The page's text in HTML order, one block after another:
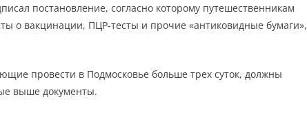
постановление, согласно которому путешественникам
о вакцинации, ПЦР-тесты и прочие «антиковидные бумаги»,
провести в Подмосковье больше трех суток, должны
выше документы.